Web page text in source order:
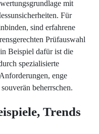
mit
Für
sind erfahrene
Prüfauswahl
Beispiel dafür ist die
spezialisierte
enge
beherrschen.
Trends